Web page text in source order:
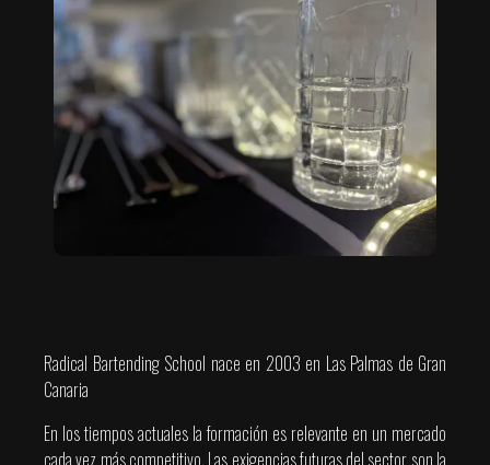
Radical Bartending School nace en 2003 en Las Palmas de Gran
Canaria
En los tiempos actuales la formación es relevante en un mercado
cada vez más competitivo. Las exigencias futuras del sector son la